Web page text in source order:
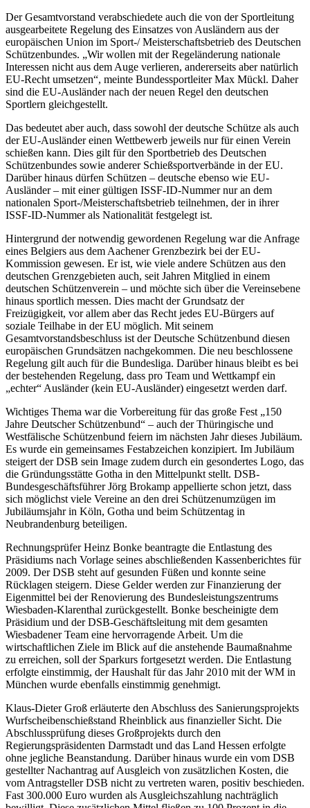
Der Gesamtvorstand verabschiedete auch die von der Sportleitung
ausgearbeitete Regelung des Einsatzes von Ausländern aus der
europäischen Union im Sport-/ Meisterschaftsbetrieb des Deutschen
Schützenbundes. „Wir wollen mit der Regeländerung nationale
Interessen nicht aus dem Auge verlieren, andererseits aber natürlich
EU-Recht umsetzen“, meinte Bundessportleiter Max Mückl. Daher
sind die EU-Ausländer nach der neuen Regel den deutschen
Sportlern gleichgestellt.
Das bedeutet aber auch, dass sowohl der deutsche Schütze als auch
der EU-Ausländer einen Wettbewerb jeweils nur für einen Verein
schießen kann. Dies gilt für den Sportbetrieb des Deutschen
Schützenbundes sowie anderer Schießsportverbände in der EU.
Darüber hinaus dürfen Schützen – deutsche ebenso wie EU-
Ausländer – mit einer gültigen ISSF-ID-Nummer nur an dem
nationalen Sport-/Meisterschaftsbetrieb teilnehmen, der in ihrer
ISSF-ID-Nummer als Nationalität festgelegt ist.
Hintergrund der notwendig gewordenen Regelung war die Anfrage
eines Belgiers aus dem Aachener Grenzbezirk bei der EU-
Kommission gewesen. Er ist, wie viele andere Schützen aus den
deutschen Grenzgebieten auch, seit Jahren Mitglied in einem
deutschen Schützenverein – und möchte sich über die Vereinsebene
hinaus sportlich messen. Dies macht der Grundsatz der
Freizügigkeit, vor allem aber das Recht jedes EU-Bürgers auf
soziale Teilhabe in der EU möglich. Mit seinem
Gesamtvorstandsbeschluss ist der Deutsche Schützenbund diesen
europäischen Grundsätzen nachgekommen. Die neu beschlossene
Regelung gilt auch für die Bundesliga. Darüber hinaus bleibt es bei
der bestehenden Regelung, dass pro Team und Wettkampf ein
„echter“ Ausländer (kein EU-Ausländer) eingesetzt werden darf.
Wichtiges Thema war die Vorbereitung für das große Fest „150
Jahre Deutscher Schützenbund“ – auch der Thüringische und
Westfälische Schützenbund feiern im nächsten Jahr dieses Jubiläum.
Es wurde ein gemeinsames Festabzeichen konzipiert. Im Jubiläum
steigert der DSB sein Image zudem durch ein gesondertes Logo, das
die Gründungsstätte Gotha in den Mittelpunkt stellt. DSB-
Bundesgeschäftsführer Jörg Brokamp appellierte schon jetzt, dass
sich möglichst viele Vereine an den drei Schützenumzügen im
Jubiläumsjahr in Köln, Gotha und beim Schützentag in
Neubrandenburg beteiligen.
Rechnungsprüfer Heinz Bonke beantragte die Entlastung des
Präsidiums nach Vorlage seines abschließenden Kassenberichtes für
2009. Der DSB steht auf gesunden Füßen und konnte seine
Rücklagen steigern. Diese Gelder werden zur Finanzierung der
Eigenmittel bei der Renovierung des Bundesleistungszentrums
Wiesbaden-Klarenthal zurückgestellt. Bonke bescheinigte dem
Präsidium und der DSB-Geschäftsleitung mit dem gesamten
Wiesbadener Team eine hervorragende Arbeit. Um die
wirtschaftlichen Ziele im Blick auf die anstehende Baumaßnahme
zu erreichen, soll der Sparkurs fortgesetzt werden. Die Entlastung
erfolgte einstimmig, der Haushalt für das Jahr 2010 mit der WM in
München wurde ebenfalls einstimmig genehmigt.
Klaus-Dieter Groß erläuterte den Abschluss des Sanierungsprojekts
Wurfscheibenschießstand Rheinblick aus finanzieller Sicht. Die
Abschlussprüfung dieses Großprojekts durch den
Regierungspräsidenten Darmstadt und das Land Hessen erfolgte
ohne jegliche Beanstandung. Darüber hinaus wurde ein vom DSB
gestellter Nachantrag auf Ausgleich von zusätzlichen Kosten, die
vom Antragsteller DSB nicht zu vertreten waren, positiv beschieden.
Fast 300.000 Euro wurden als Ausgleichszahlung nachträglich